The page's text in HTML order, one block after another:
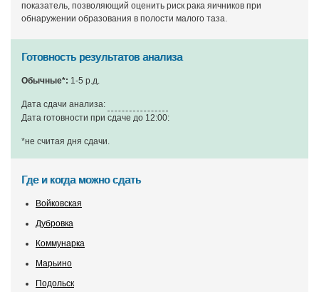
показатель, позволяющий оценить риск рака яичников при
обнаружении образования в полости малого таза.
Готовность результатов анализа
Обычные*: 1-5 р.д.
Дата сдачи анализа:
Дата готовности при сдаче до 12:00:
*не считая дня сдачи.
Где и когда можно сдать
Войковская
Дубровка
Коммунарка
Марьино
Подольск